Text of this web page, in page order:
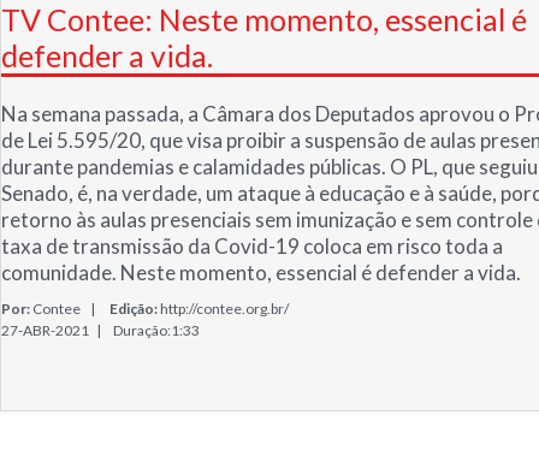
TV Contee: Neste momento, essencial é
defender a vida.
Na semana passada, a Câmara dos Deputados aprovou o
de Lei 5.595/20, que visa proibir a suspensão de aulas
durante pandemias e calamidades públicas. O PL, que
Senado, é, na verdade, um ataque à educação e à saúde,
retorno às aulas presenciais sem imunização e sem controle
taxa de transmissão da Covid-19 coloca em risco toda a
comunidade. Neste momento, essencial é defender a vida.
Por: Contee | Edição:http://contee.org.br/
27-ABR-2021 |
Duração:1:33